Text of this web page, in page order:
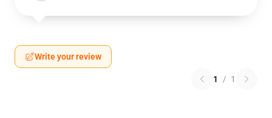
Write your review
1 / 1